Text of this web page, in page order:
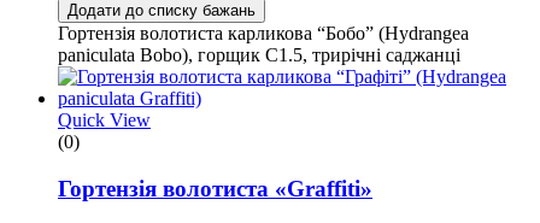
Додати до списку бажань
Гортензія волотиста карликова “Бобо” (Hydrangea
paniculata Bobo), горщик С1.5, трирічні саджанці
Quick View
(0)
Гортензія волотиста «Graffiti»